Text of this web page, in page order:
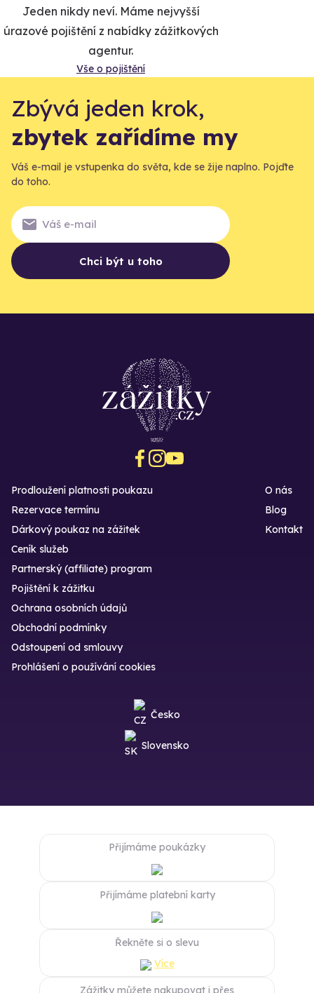
Jeden nikdy neví. Máme nejvyšší
úrazové pojištění z nabídky zážitkových
agentur.
Vše o pojištění
Zbývá jeden krok,
zbytek zařídíme my
Váš e-mail je vstupenka do světa, kde se žije naplno. Pojďte
do toho.
Chci být u toho
Prodloužení platnosti poukazu
Rezervace termínu
Dárkový poukaz na zážitek
O nás
Blog
Kontakt
Ceník služeb
Partnerský (affiliate) program
Pojištění k zážitku
Ochrana osobních údajů
Obchodní podmínky
Odstoupení od smlouvy
Prohlášení o používání cookies
Česko
Slovensko
Přijímáme poukázky
Přijímáme platební karty
Řekněte si o slevu
Více
Zážitky můžete nakupovat i přes